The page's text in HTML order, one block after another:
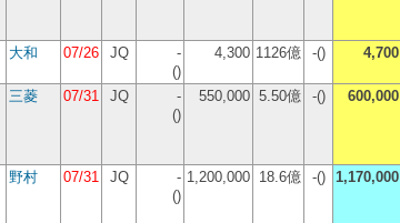
大和 07/26 JQ
-
()
4,300 1126億 -() 4,700
三菱 07/31 JQ
-
()
550,000 5.50億 -() 600,000
野村 07/31 JQ
-
()
1,200,000 18.6億 -() 1,170,000